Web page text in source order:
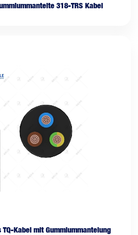
318-TRS Kabel
Kabel mit Gummiummantelung